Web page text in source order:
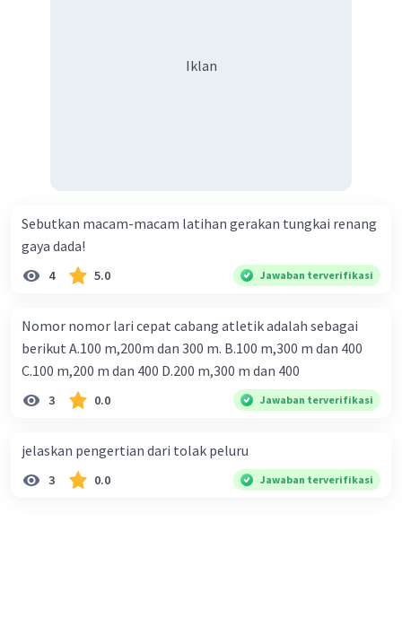
Iklan
Sebutkan macam-macam latihan gerakan tungkai renang
gaya dada!
4 5.0 Jawaban terverifikasi
Nomor nomor lari cepat cabang atletik adalah sebagai
berikut A.100 m,200m dan 300 m. B.100 m,300 m dan 400
C.100 m,200 m dan 400 D.200 m,300 m dan 400
3 0.0 Jawaban terverifikasi
jelaskan pengertian dari tolak peluru
3 0.0 Jawaban terverifikasi